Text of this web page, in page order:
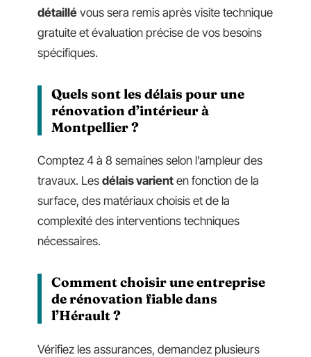
détaillé vous sera remis après visite technique
gratuite et évaluation précise de vos besoins
spécifiques.
Quels sont les délais pour une
rénovation d’intérieur à
Montpellier ?
Comptez 4 à 8 semaines selon l’ampleur des
travaux. Les délais varient en fonction de la
surface, des matériaux choisis et de la
complexité des interventions techniques
nécessaires.
Comment choisir une entreprise
de rénovation fiable dans
l’Hérault ?
Vérifiez les assurances, demandez plusieurs